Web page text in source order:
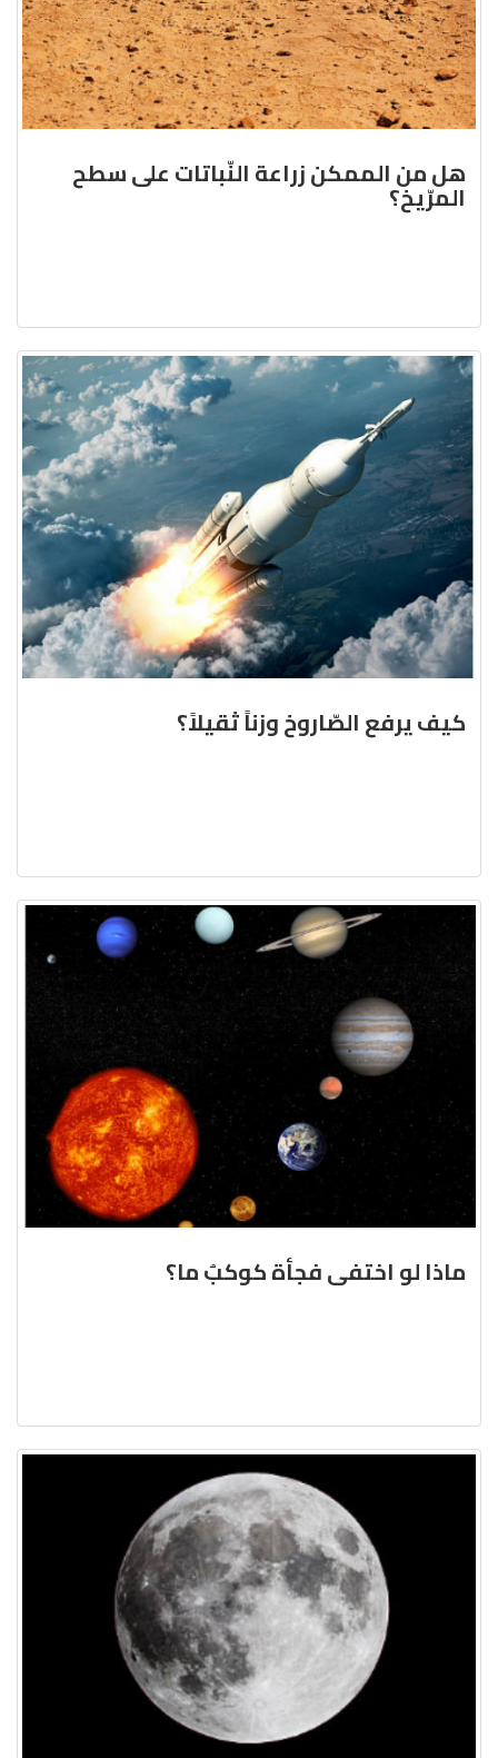
هل من الممكن زراعة النّباتات على سطح
المرّيخ؟
كيف يرفع الصّاروخ وزناً ثقيلاً؟
ماذا لو اختفى فجأة كوكبٌ ما؟